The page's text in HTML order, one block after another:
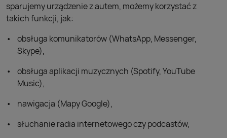
sparujemy urządzenie z autem, możemy korzystać z
takich funkcji, jak:
obsługa komunikatorów (WhatsApp, Messenger,
Skype),
obsługa aplikacji muzycznych (Spotify, YouTube
Music),
nawigacja (Mapy Google),
słuchanie radia internetowego czy podcastów,